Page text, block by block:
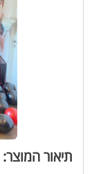
תיאור המוצר: